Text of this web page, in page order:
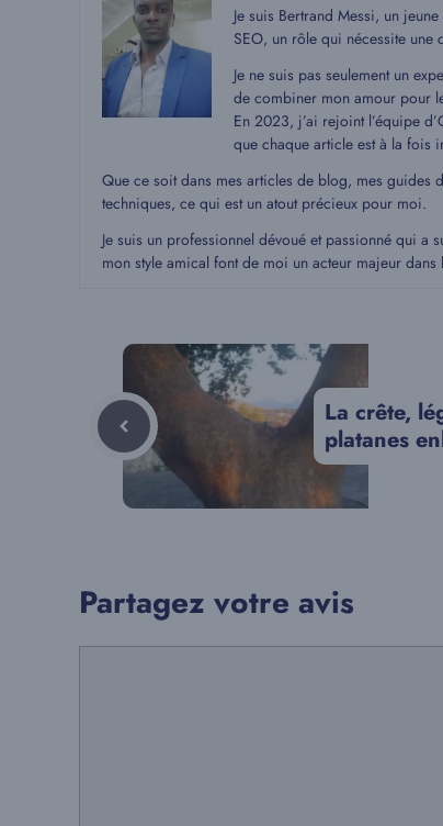
Je suis Bertrand Messi, un
SEO, un rôle qui nécessite
Je ne suis pas seulement un
de combiner mon amour pour
En 2023, j’ai rejoint l’équipe
que chaque article est à la fois
Que ce soit dans mes articles de blog, mes guides
techniques, ce qui est un atout précieux pour moi.
Je suis un professionnel dévoué et passionné qui
mon style amical font de moi un acteur majeur
La crête,
platanes
Partagez votre avis